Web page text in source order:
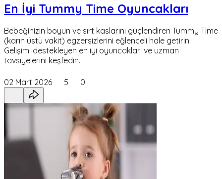
En İyi Tummy Time Oyuncakları
Bebeğinizin boyun ve sırt kaslarını güçlendiren Tummy Time
(karın üstü vakit) egzersizlerini eğlenceli hale getirin!
Gelişimi destekleyen en iyi oyuncakları ve uzman
tavsiyelerini keşfedin.
02 Mart 2026 5 0